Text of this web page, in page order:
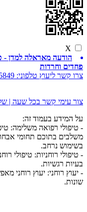
X
הודעה מאראלה למדן -
פחדים וחרדות
צרו קשר ליעוץ טלפוני:
צור עימי קשר בכל שעה |
על המידע בעמוד זה:
- טיפולי רפואה משלימה:
משלבים בתוכם תחומי
בשימוש נרחב.
- טיפולי רוחניות: טיפולי
בעיות רגשיות.
- יעוץ רוחני: יעוץ רוחני
שונות.